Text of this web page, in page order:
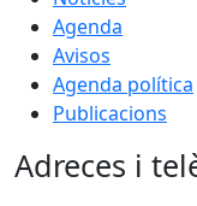
Agenda
Avisos
Agenda política
Publicacions
Adreces i